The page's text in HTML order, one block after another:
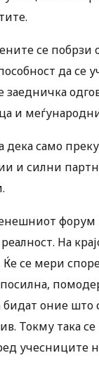
се побрзи
да се
и
само
и силни
форум
На
се мери
оние што
Токму така
учесниците